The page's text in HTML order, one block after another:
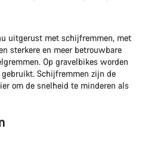
uitgerust met schijfremmen, met
sterkere en meer betrouwbare
Op gravelbikes worden
Schijfremmen zijn de
om de snelheid te minderen als